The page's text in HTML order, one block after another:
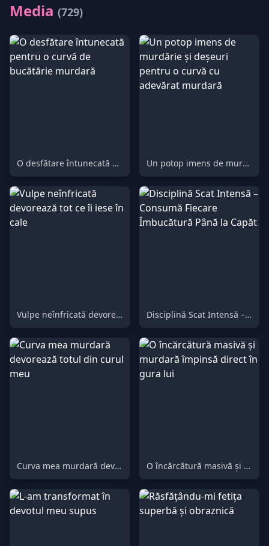
Media (729)
O desfătare întunecată pentru o curvă de bucătărie murdară Un potop imens de murdărie și deșeuri pentru o curvă cu adevărat murdară
Vulpe neînfricată devorează tot ce îi iese în cale Disciplină Scat Intensă – Consumă Fiecare Îmbucătură Până la Capăt
Curva mea murdară devorează totul din curul meu O încărcătură masivă și murdară împinsă direct în gura lui